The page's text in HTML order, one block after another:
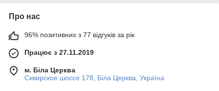
Про нас
96% позитивних з 77 відгуків за рік
Працює з 27.11.2019
м. Біла Церква
Сквирское шоссе 178, Біла Церква, Україна